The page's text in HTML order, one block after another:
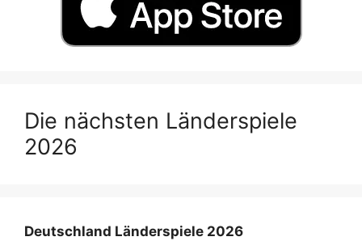
Die nächsten Länderspiele
2026
Deutschland Länderspiele 2026